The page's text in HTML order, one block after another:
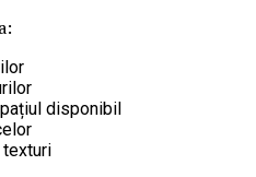
disponibil